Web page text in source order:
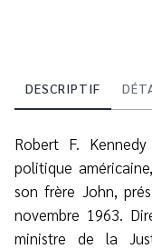
DESCRIPTIF
Robert F.
politique
son frère John,
novembre 1963.
ministre de la